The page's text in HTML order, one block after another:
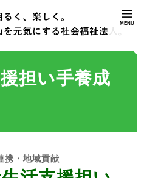
MENU
担い手養成
携・地域貢献